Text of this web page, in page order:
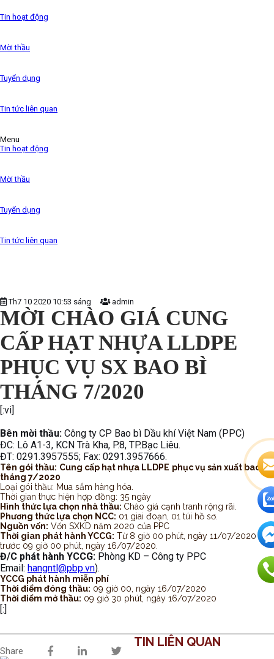
the 1500s,
Tin hoạt động
Mời thầu
Tuyển dụng
Tin tức liên quan
Menu
Tin hoạt động
Mời thầu
Tuyển dụng
Tin tức liên quan
Th7 10 2020 10:53 sáng admin
MỜI CHÀO GIÁ CUNG
CẤP HẠT NHỰA LLDPE
PHỤC VỤ SX BAO BÌ
THÁNG 7/2020
[:vi]
Bên mời thầu: Công ty CP Bao bì Dầu khí Việt Nam (PPC)
ĐC: Lô A1-3, KCN Trà Kha, P.8, TP.Bạc Liêu.
ĐT: 0291.3957555; Fax: 0291.3957666.
Tên gói thầu: Cung cấp hạt nhựa LLDPE phục vụ sản xuất bao bì
tháng 7/2020
Loại gói thầu: Mua sắm hàng hóa.
Thời gian thực hiện hợp đồng: 35 ngày
Hình thức lựa chọn nhà thầu: Chào giá cạnh tranh rộng rãi.
Phương thức lựa chọn NCC: 01 giai đoạn, 01 túi hồ sơ.
Nguồn vốn: Vốn SXKD năm 2020 của PPC
Thời gian phát hành YCCG: Từ 8 giờ 00 phút, ngày 11/07/2020 đến
trước 09 giờ 00 phút, ngày 16/07/2020.
Đ/C phát hành YCCG: Phòng KD – Công ty PPC
Email: hangntl@pbp.vn).
YCCG phát hành miễn phí
Thời điểm đóng thầu: 09 giờ 00, ngày 16/07/2020
Thời điểm mở thầu: 09 giờ 30 phút, ngày 16/07/2020
[:]
Share
TIN LIÊN QUAN